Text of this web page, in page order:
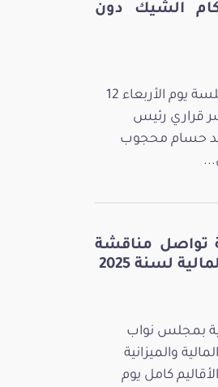
الشيك دون
عقدت لجنة التشريع العام جلسة يوم الأربعاء 12
ياسر قراري رئيس
حسام محجوب
تواصل مناقشة
لسنة 2025
بمجلس نواب
والميزانية
كامل يوم